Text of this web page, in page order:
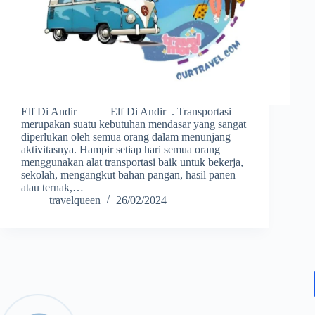
Elf Di Andir Elf Di Andir . Transportasi
merupakan suatu kebutuhan mendasar yang sangat
diperlukan oleh semua orang dalam menunjang
aktivitasnya. Hampir setiap hari semua orang
menggunakan alat transportasi baik untuk bekerja,
sekolah, mengangkut bahan pangan, hasil panen
atau ternak,…
travelqueen
26/02/2024